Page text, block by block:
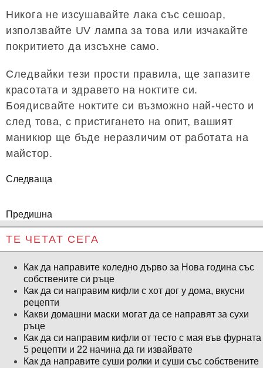
Никога не изсушавайте лака със сешоар,
използвайте UV лампа за това или изчакайте
покритието да изсъхне само.
Следвайки тези прости правила, ще запазите
красотата и здравето на ноктите си.
Боядисвайте ноктите си възможно най-често и
след това, с пристигането на опит, вашият
маникюр ще бъде неразличим от работата на
майстор.
Следваща
Предишна
ТЕ ЧЕТАТ СЕГА
Как да направите коледно дърво за Нова година със
собствените си ръце
Как да си направим кифли с хот дог у дома, вкусни
рецепти
Какви домашни маски могат да се направят за сухи
ръце
Как да си направим кифли от тесто с мая във фурната
5 рецепти и 22 начина да ги извайвате
Как да направите суши ролки и суши със собствените